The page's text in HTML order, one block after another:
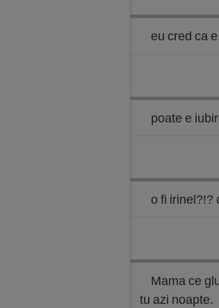
eu cred ca
poate e
o fi irinel?!?
Mama ce
tu azi noapte.